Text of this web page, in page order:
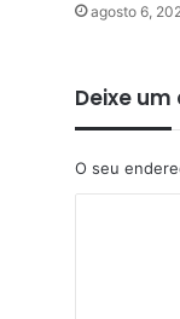
agosto 6,
Deixe
O seu